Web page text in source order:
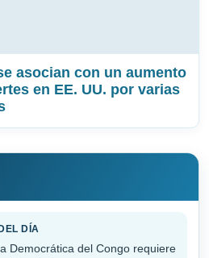
asocian con un aumento
en EE. UU. por varias
DÍA
Democrática del Congo requiere